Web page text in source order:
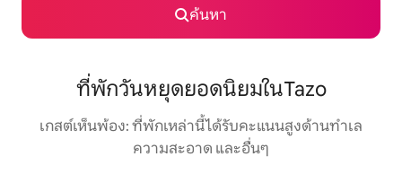
ค้นหา
ที่พักวันหยุดยอดนิยมในTazo
เกสต์เห็นพ้อง: ที่พักเหล่านี้ได้รับคะแนนสูงด้านทำเล
ความสะอาด และอื่นๆ